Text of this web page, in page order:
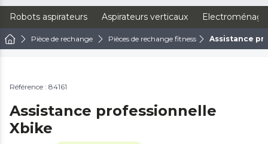
Robots aspirateurs Aspirateurs verticaux
Pièce de rechange Pièces de rechange fitness Assistance
Référence : 84161
Assistance professionnelle
Xbike